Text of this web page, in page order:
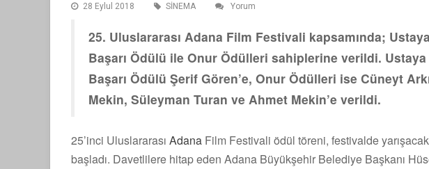
28 Eylul 2018 SİNEMA Yorum
25. Uluslararası Adana Film Festivali kapsamında;
Başarı Ödülü ile Onur Ödülleri sahiplerine verildi. Ustaya
Başarı Ödülü Şerif Gören’e, Onur Ödülleri ise Cüneyt
Mekin, Süleyman Turan ve Ahmet Mekin’e verildi.
25’inci Uluslararası Adana Film Festivali ödül töreni, festivalde
başladı. Davetlilere hitap eden Adana Büyükşehir Belediye Başkanı